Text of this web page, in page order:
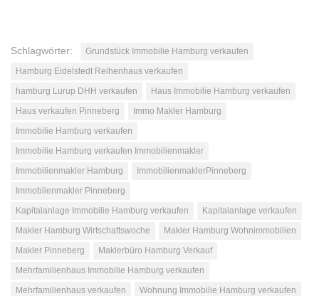
Schlagwörter:
Grundstück Immobilie Hamburg verkaufen
Hamburg Eidelstedt Reihenhaus verkaufen
hamburg Lurup DHH verkaufen
Haus Immobilie Hamburg verkaufen
Haus verkaufen Pinneberg
Immo Makler Hamburg
Immobilie Hamburg verkaufen
Immobilie Hamburg verkaufen Immobilienmakler
Immobilienmakler Hamburg
ImmobilienmaklerPinneberg
Immoblienmakler Pinneberg
Kapitalanlage Immobilie Hamburg verkaufen
Kapitalanlage verkaufen
Makler Hamburg Wirtschaftswoche
Makler Hamburg Wohnimmobilien
Makler Pinneberg
Maklerbüro Hamburg Verkauf
Mehrfamilienhaus Immobilie Hamburg verkaufen
Mehrfamilienhaus verkaufen
Wohnung Immobilie Hamburg verkaufen